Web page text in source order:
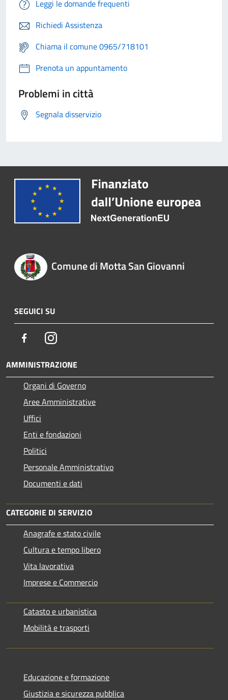
Leggi le domande frequenti
Richiedi Assistenza
Chiama il comune 0965/718101
Prenota un appuntamento
Problemi in città
Segnala disservizio
Comune di Motta San Giovanni
SEGUICI SU
FacebookInstagram
AMMINISTRAZIONE
Organi di Governo
Aree Amministrative
Uffici
Enti e fondazioni
Politici
Personale Amministrativo
Documenti e dati
CATEGORIE DI SERVIZIO
Anagrafe e stato civile
Cultura e tempo libero
Vita lavorativa
Imprese e Commercio
Catasto e urbanistica
Mobilità e trasporti
Educazione e formazione
Giustizia e sicurezza pubblica